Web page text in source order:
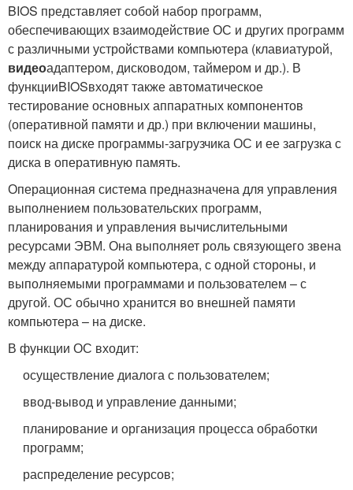
BIOS представляет собой набор программ,
обеспечивающих взаимодействие ОС и других программ
с различными устройствами компьютера (клавиатурой,
видеоадаптером, дисководом, таймером и др.). В
функцииBIOSвходят также автоматическое
тестирование основных аппаратных компонентов
(оперативной памяти и др.) при включении машины,
поиск на диске программы-загрузчика ОС и ее загрузка с
диска в оперативную память.
Операционная система предназначена для управления
выполнением пользовательских программ,
планирования и управления вычислительными
ресурсами ЭВМ. Она выполняет роль связующего звена
между аппаратурой компьютера, с одной стороны, и
выполняемыми программами и пользователем – с
другой. ОС обычно хранится во внешней памяти
компьютера – на диске.
В функции ОС входит:
осуществление диалога с пользователем;
ввод-вывод и управление данными;
планирование и организация процесса обработки
программ;
распределение ресурсов;